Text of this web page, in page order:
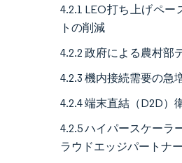
4.2.1 LEO打ち上げペ
トの削減
4.2.2 政府による農村部
4.2.3 機内接続需要の急
4.2.4 端末直結（D2D）
4.2.5 ハイパースケーラ
ラウドエッジパートナ